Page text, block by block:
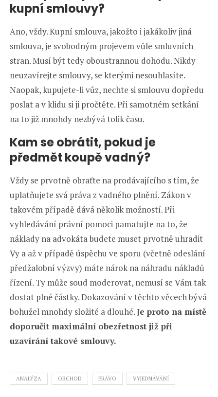
kupní smlouvy?
Ano, vždy. Kupní smlouva, jakožto i jakákoliv jiná
smlouva, je svobodným projevem vůle smluvních
stran. Musí být tedy oboustrannou dohodu. Nikdy
neuzavírejte smlouvy, se kterými nesouhlasíte.
Naopak, kupujete-li vůz, nechte si smlouvu dopředu
poslat a v klidu si ji pročtěte. Při samotném setkání
na to již mnohdy nezbývá tolik času.
Kam se obrátit, pokud je
předmět koupě vadný?
Vždy se prvotně obraťte na prodávajícího s tím, že
uplatňujete svá práva z vadného plnění. Zákon v
takovém případě dává několik možností. Při
vyhledávání právní pomoci pamatujte na to, že
náklady na advokáta budete muset prvotně uhradit
Vy a až v případě úspěchu ve sporu (včetně odeslání
předžalobní výzvy) máte nárok na náhradu nákladů
řízení. Ty může soud moderovat, nemusí se Vám tak
dostat plné částky. Dokazování v těchto věcech bývá
bohužel mnohdy složité a dlouhé.Je proto na místě
doporučit maximální obezřetnost již při
uzavírání takové smlouvy.
ANALÝZA OBCHOD PRÁVO VYJEDNÁVÁNÍ